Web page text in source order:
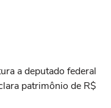
a deputado federal
patrimônio de R$